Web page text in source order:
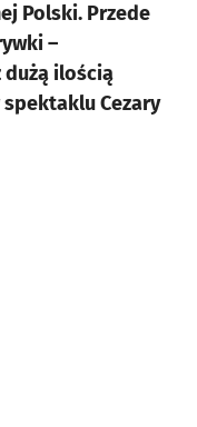
Polski. Przede
–
dużą ilością
Cezary